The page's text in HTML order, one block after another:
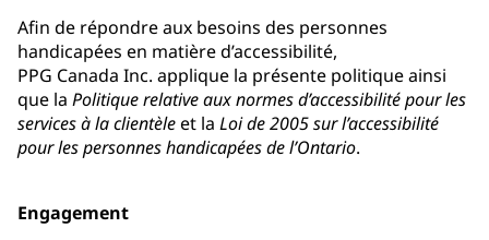
Afin de répondre aux besoins des personnes
handicapées en matière d’accessibilité,
PPG Canada Inc. applique la présente politique ainsi
que la Politique relative aux normes d’accessibilité pour les
services à la clientèleet la Loi de 2005 sur l’accessibilité
pour les personnes handicapées de l’Ontario.
Engagement